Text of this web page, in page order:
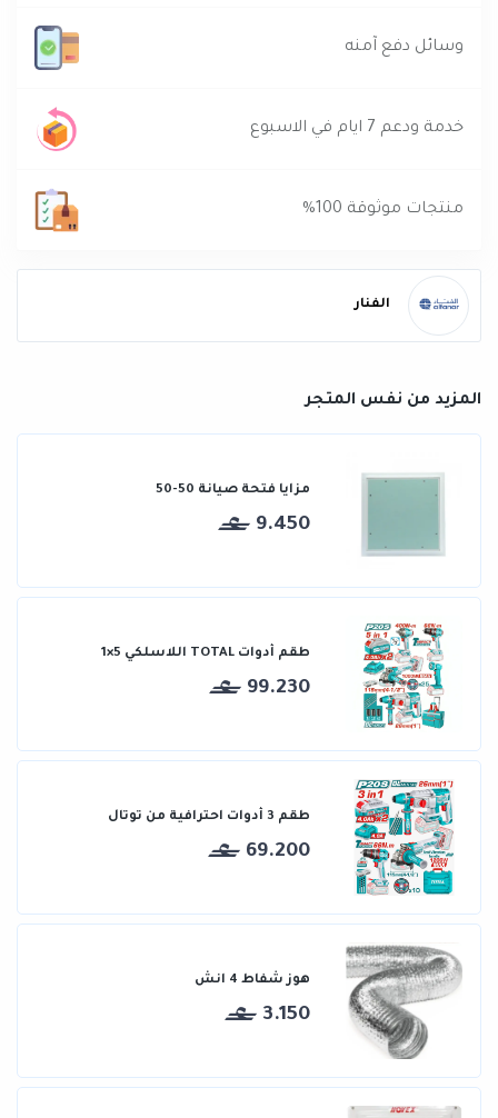
وسائل دفع آمنه
خدمة ودعم 7 ايام في الاسبوع
منتجات موثوقة 100%
الفنار
المزيد من نفس المتجر
مزايا فتحة صيانة 50-50
9.450
طقم أدوات TOTAL اللاسلكي 5×1
99.230
طقم 3 أدوات احترافية من توتال
69.200
هوز شفاط 4 انش
3.150